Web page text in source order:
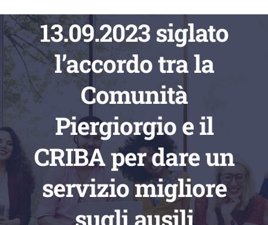
13.09.2023 siglato
l’accordo tra la
Comunità
Piergiorgio e il
CRIBA per dare un
servizio migliore